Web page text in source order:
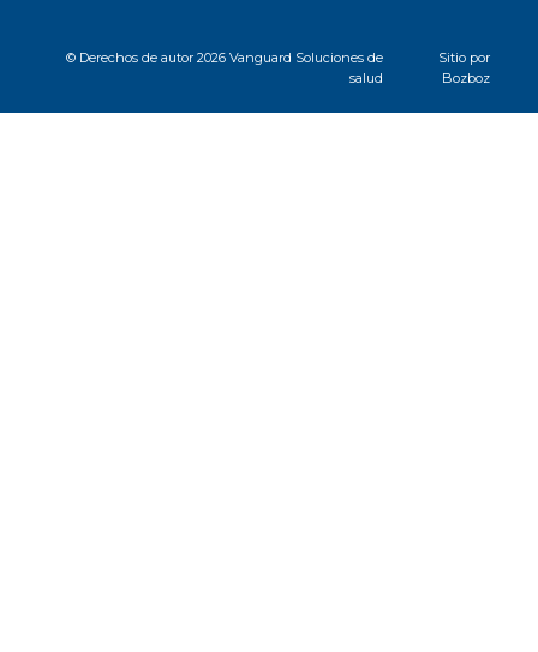
© Derechos de autor 2026 Vanguard Soluciones de
salud
Sitio por
Bozboz